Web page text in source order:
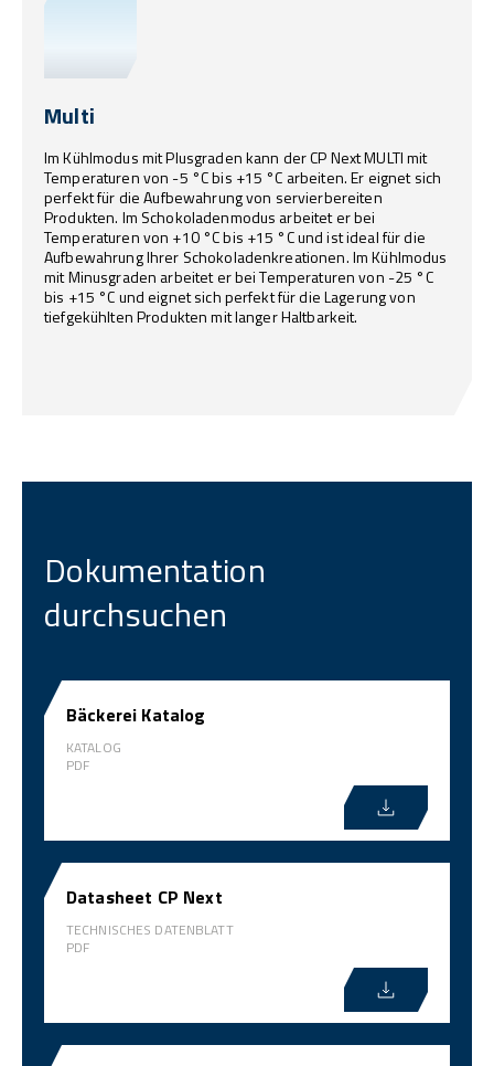
Multi
Im Kühlmodus mit Plusgraden kann der CP Next MULTI mit
Temperaturen von -5 °C bis +15 °C arbeiten. Er eignet sich
perfekt für die Aufbewahrung von servierbereiten
Produkten. Im Schokoladenmodus arbeitet er bei
Temperaturen von +10 °C bis +15 °C und ist ideal für die
Aufbewahrung Ihrer Schokoladenkreationen. Im Kühlmodus
mit Minusgraden arbeitet er bei Temperaturen von -25 °C
bis +15 °C und eignet sich perfekt für die Lagerung von
tiefgekühlten Produkten mit langer Haltbarkeit.
Dokumentation
durchsuchen
Bäckerei Katalog
KATALOG
PDF
Datasheet CP Next
TECHNISCHES DATENBLATT
PDF